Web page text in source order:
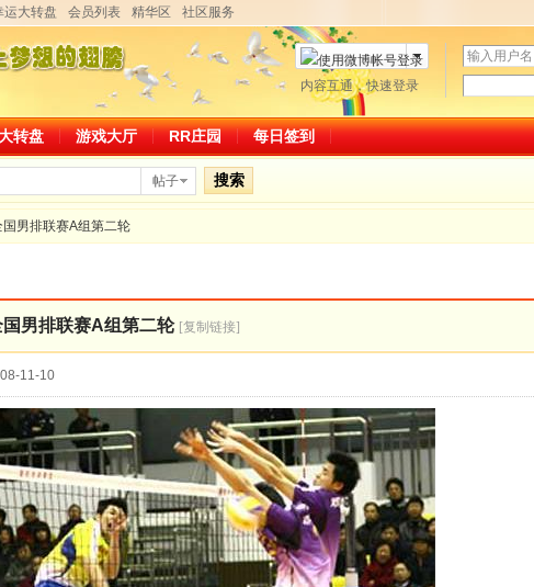
运大转盘 会员列表 精华区 社区服务
用
户
名
码
微博帐号登录
内容互通，快速登录
转盘 游戏大厅 RR庄园 每日签到
帖子 搜索
男排联赛A组第二轮
男排联赛A组第二轮 [复制链接]
11-10